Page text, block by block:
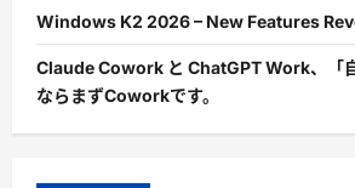
Windows K2 2026 – New Features
Claude Cowork と ChatGPT Work、「
ならまずCoworkです。